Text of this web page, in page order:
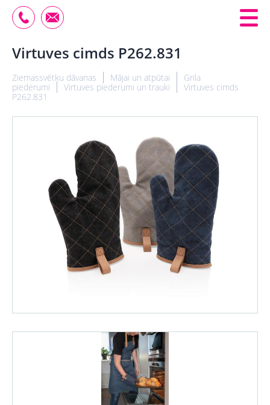
Virtuves cimds P262.831
Ziemassvētku dāvanas Mājai un atpūtai
Grila
piederumi
Virtuves piederumi un trauki
Virtuves cimds
P262.831